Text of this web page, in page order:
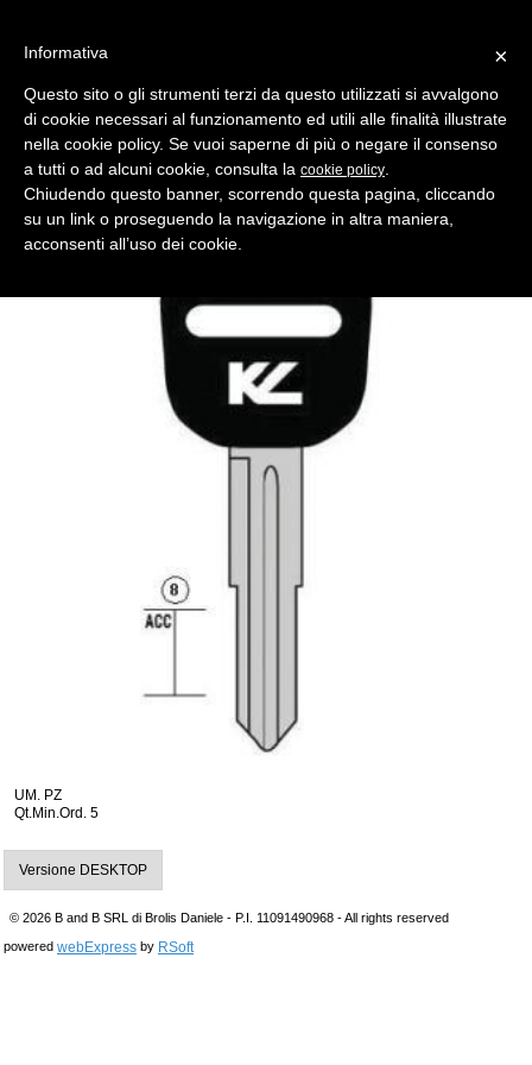
Indietro
CHIAVI AUTO > CHIAVI AUTO TESTA PLASTICA
chiave auto hd35bp nero tp asc
Comparativo Silca HD35BP Produttore Key Line
UM. PZ
Qt.Min.Ord. 5
Versione DESKTOP
© 2026 B and B SRL di Brolis Daniele - P.I. 11091490968 - All rights reserved
powered webExpress by RSoft
×
Informativa
Questo sito o gli strumenti terzi da questo utilizzati si avvalgono
di cookie necessari al funzionamento ed utili alle finalità illustrate
nella cookie policy. Se vuoi saperne di più o negare il consenso
a tutti o ad alcuni cookie, consulta la cookie policy
Chiudendo questo banner, scorrendo questa pagina, cliccando
su un link o proseguendo la navigazione in altra maniera,
acconsenti all’uso dei cookie.